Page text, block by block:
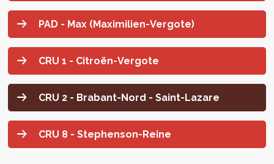
PAD - Max (Maximilien-Vergote)
CRU 1 - Citroën-Vergote
CRU 2 - Brabant-Nord - Saint-Lazare
CRU 8 - Stephenson-Reine